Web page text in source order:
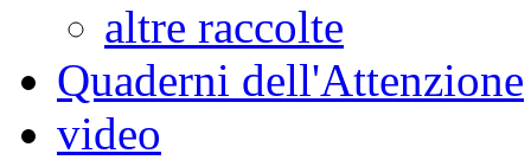
altre raccolte
Quaderni dell'Attenzione
video